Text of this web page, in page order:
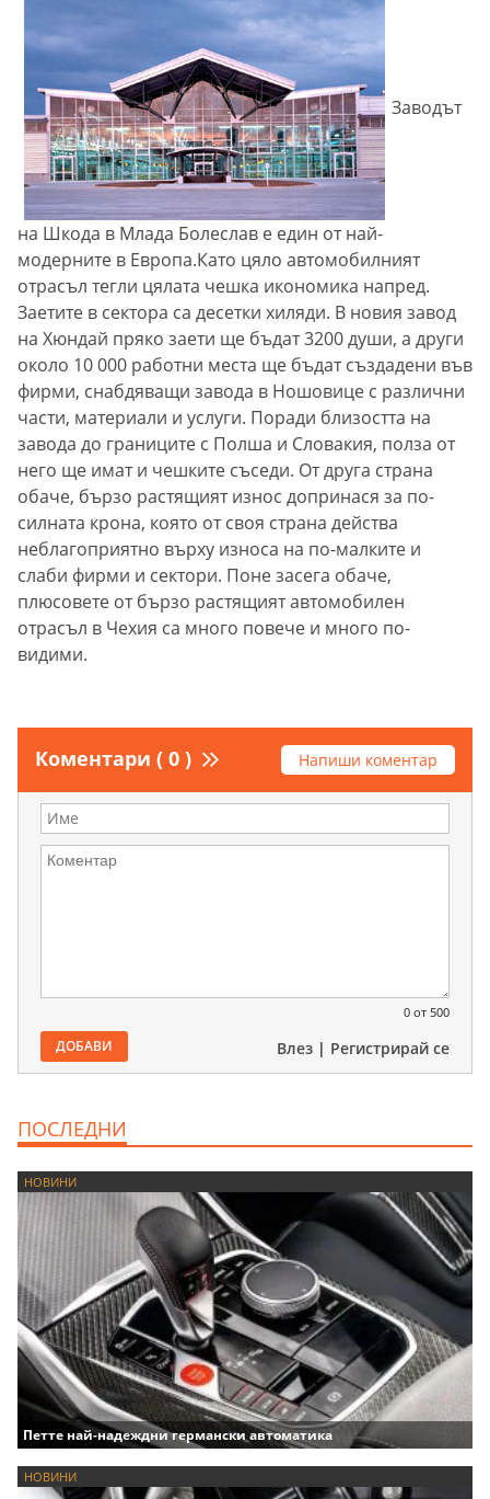
Заводът
на Шкода в Млада Болеслав е един от най-
модерните в Европа.Като цяло автомобилният
отрасъл тегли цялата чешка икономика напред.
Заетите в сектора са десетки хиляди. В новия завод
на Хюндай пряко заети ще бъдат 3200 души, а други
около 10 000 работни места ще бъдат създадени във
фирми, снабдяващи завода в Ношовице с различни
части, материали и услуги. Поради близостта на
завода до границите с Полша и Словакия, полза от
него ще имат и чешките съседи. От друга страна
обаче, бързо растящият износ допринася за по-
силната крона, която от своя страна действа
неблагоприятно върху износа на по-малките и
слаби фирми и сектори. Поне засега обаче,
плюсовете от бързо растящият автомобилен
отрасъл в Чехия са много повече и много по-
видими.
Коментари ( 0 ) Напиши коментар
0 от 500
ДОБАВИ Влез | Регистрирай се
ПОСЛЕДНИ
НОВИНИ
Петте най-надеждни германски автоматика
НОВИНИ